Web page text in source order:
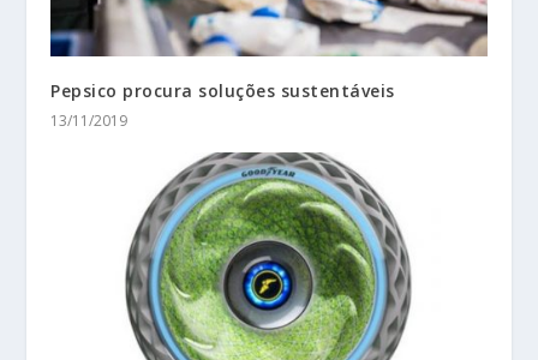
Pepsico procura soluções sustentáveis
13/11/2019